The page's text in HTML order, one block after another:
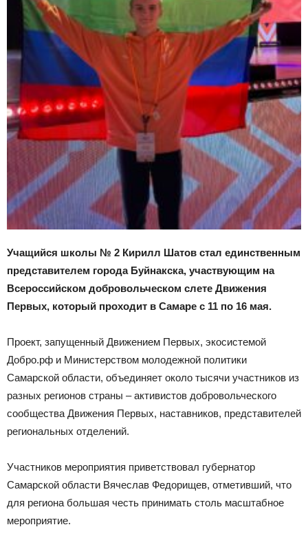
Учащийся школы № 2 Кирилл Шатов стал единственным
представителем города Буйнакска, участвующим на
Всероссийском добровольческом слете Движения
Первых, который проходит в Самаре с 11 по 16 мая.
Проект, запущенный Движением Первых, экосистемой
Добро.рф и Министерством молодежной политики
Самарской области, объединяет около тысячи участников из
разных регионов страны – активистов добровольческого
сообщества Движения Первых, наставников, представителей
региональных отделений.
Участников мероприятия приветствовал губернатор
Самарской области Вячеслав Федорищев, отметивший, что
для региона большая честь принимать столь масштабное
мероприятие.